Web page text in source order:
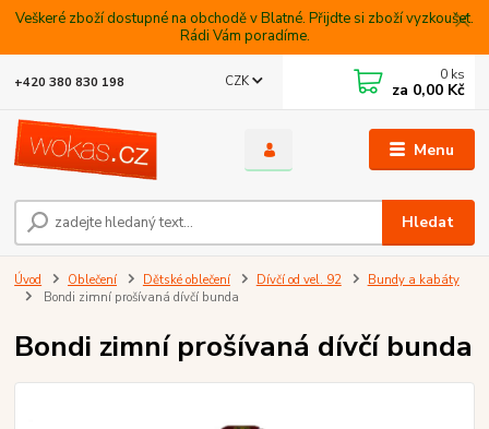
Veškeré zboží dostupné na obchodě v Blatné. Přijdte si zboží vyzkoušet.
Rádi Vám poradíme.
Menu
CZK
Hledat
+420 380 830 198 0 ks
za 0,00 Kč
Úvod Oblečení Dětské oblečení Dívčí od vel. 92
Bundy a kabáty
Bondi zimní prošívaná dívčí bunda
Bondi zimní prošívaná dívčí bunda